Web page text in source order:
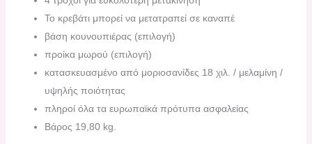
Το κρεβάτι μπορεί να μετατραπεί σε καναπέ
βάση κουνουπιέρας (επιλογή)
προίκα μωρού (επιλογή)
κατασκευασμένο από μοριοσανίδες 18 χιλ. / μελαμίνη /
υψηλής ποιότητας
πληροί όλα τα ευρωπαϊκά πρότυπα ασφαλείας
Βάρος 19,80 kg.